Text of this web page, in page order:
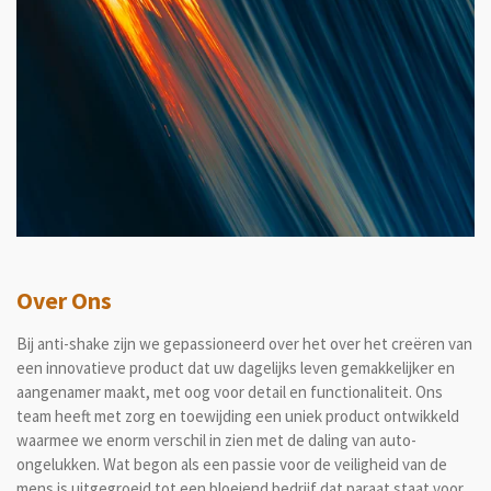
Over Ons
Bij anti-shake zijn we gepassioneerd over het over het creëren van
een innovatieve product dat uw dagelijks leven gemakkelijker en
aangenamer maakt, met oog voor detail en functionaliteit. Ons
team heeft met zorg en toewijding een uniek product ontwikkeld
waarmee we enorm verschil in zien met de daling van auto-
ongelukken. Wat begon als een passie voor de veiligheid van de